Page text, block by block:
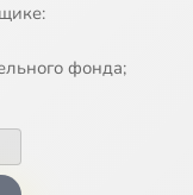
фонда;